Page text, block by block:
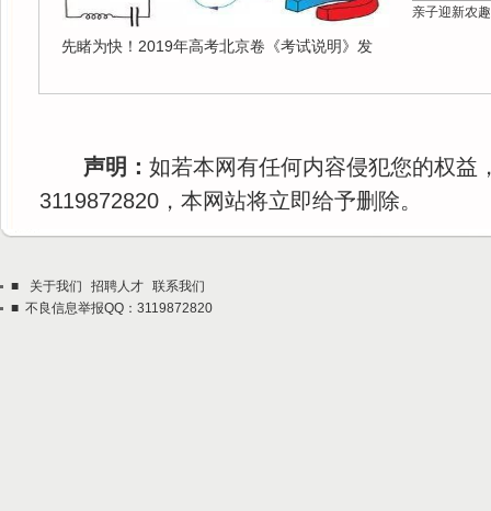
先睹为快！2019年高考北京卷《考试说明》发
亲子迎新农
声明： 如若本网有任何内容侵犯您的权益
3119872820，本网站将立即给予删除。
■ 关于我们 招聘人才 联系我们
■ 不良信息举报QQ：3119872820